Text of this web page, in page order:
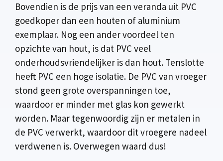
Bovendien is de prijs van een veranda uit PVC
goedkoper dan een houten of aluminium
exemplaar. Nog een ander voordeel ten
opzichte van hout, is dat PVC veel
onderhoudsvriendelijker is dan hout. Tenslotte
heeft PVC een hoge isolatie. De PVC van vroeger
stond geen grote overspanningen toe,
waardoor er minder met glas kon gewerkt
worden. Maar tegenwoordig zijn er metalen in
de PVC verwerkt, waardoor dit vroegere nadeel
verdwenen is. Overwegen waard dus!